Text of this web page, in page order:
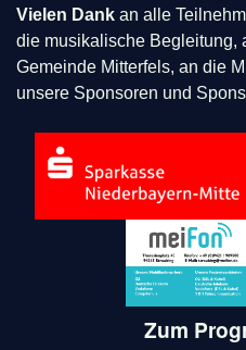
Vielen Dank an alle
die musikalische Begleitung,
Gemeinde Mitterfels, an die
unsere Sponsoren und
Zum